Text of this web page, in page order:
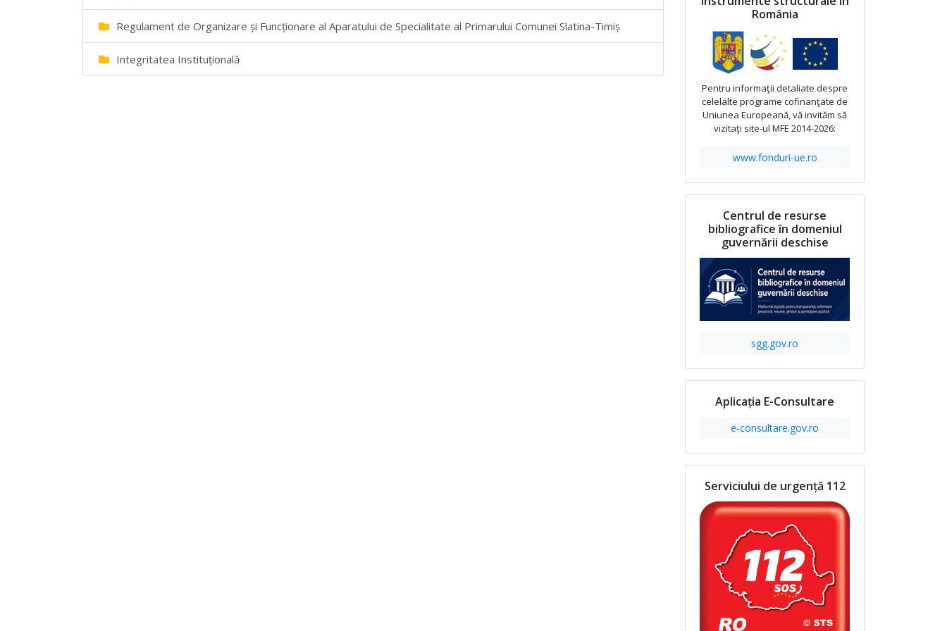
România
Pentru informaţii detaliate despre
celelalte programe cofinanţate de
Uniunea Europeană, vă invităm să
vizitaţi site-ul MFE 2014-2026:
www.fonduri-ue.ro
Centrul de resurse
bibliografice în domeniul
guvernării deschise
sgg.gov.ro
Aplicația E-Consultare
e-consultare.gov.ro
Serviciului de urgență 112
Regulament de Organizare și Funcționare al Aparatului de Specialitate al Primarului Comunei Slatina-Timiș
Integritatea Instituțională